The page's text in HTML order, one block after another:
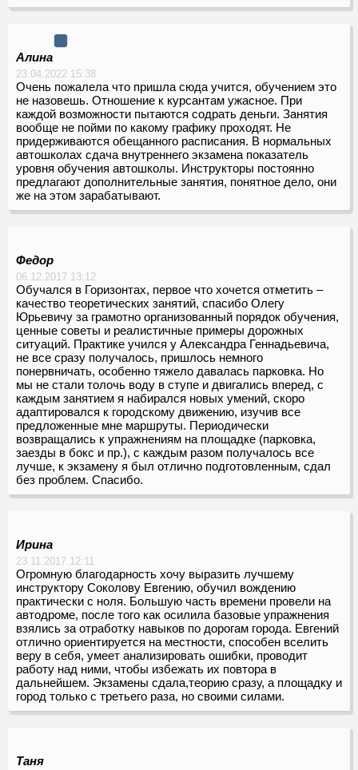
Алина
23.04.2022 15:38
Очень пожалела что пришла сюда учится, обучением это
не назовешь. Отношение к курсантам ужасное. При
каждой возможности пытаются содрать деньги. Занятия
вообще не пойми по какому графику проходят. Не
придерживаются обещанного расписания. В нормальных
автошколах сдача внутреннего экзамена показатель
уровня обучения автошколы. Инструкторы постоянно
предлагают дополнительные занятия, понятное дело, они
же на этом зарабатывают.
Федор
06.12.2017 13:12
Обучался в Горизонтах, первое что хочется отметить –
качество теоретических занятий, спасибо Олегу
Юрьевичу за грамотно организованный порядок обучения,
ценные советы и реалистичные примеры дорожных
ситуаций. Практике учился у Александра Геннадьевича,
не все сразу получалось, пришлось немного
понервничать, особенно тяжело давалась парковка. Но
мы не стали толочь воду в ступе и двигались вперед, с
каждым занятием я набирался новых умений, скоро
адаптировался к городскому движению, изучив все
предложенные мне маршруты. Периодически
возвращались к упражнениям на площадке (парковка,
заезды в бокс и пр.), с каждым разом получалось все
лучше, к экзамену я был отлично подготовленным, сдал
без проблем. Спасибо.
Ирина
23.11.2017 12:11
Огромную благодарность хочу выразить лучшему
инструктору Соколову Евгению, обучил вождению
практически с ноля. Большую часть времени провели на
автодроме, после того как осилила базовые упражнения
взялись за отработку навыков по дорогам города. Евгений
отлично ориентируется на местности, способен вселить
веру в себя, умеет анализировать ошибки, проводит
работу над ними, чтобы избежать их повтора в
дальнейшем. Экзамены сдала,теорию сразу, а площадку и
город только с третьего раза, но своими силами.
Таня